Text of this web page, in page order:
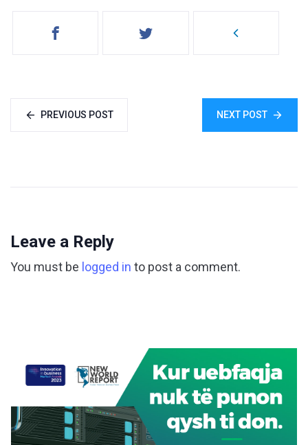
PREVIOUS POST NEXT POST
Leave a Reply
You must be logged in to post a comment.